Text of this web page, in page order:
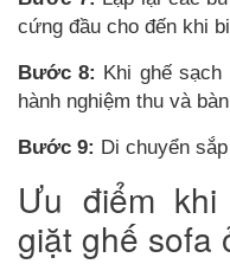
cứng đầu cho đến khi
Bước 8: Khi ghế
hành nghiệm thu và
Bước 9: Di chuyển
Ưu điểm
giặt ghế sofa